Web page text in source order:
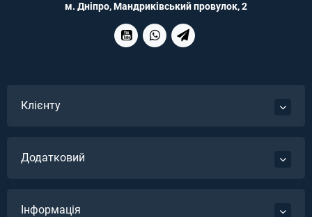
м. Дніпро, Мандриківський провулок, 2
Клієнту
Додатковий
Інформація